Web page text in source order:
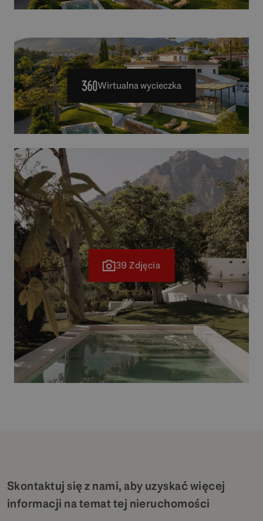
Wirtualna wycieczka
39 Zdjęcia
Skontaktuj się z nami, aby uzyskać więcej
informacji na temat tej nieruchomości